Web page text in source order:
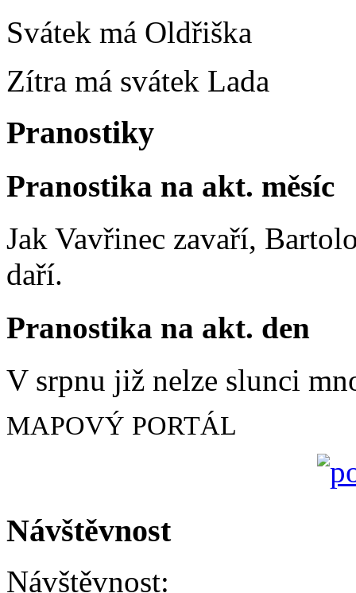
Svátek má Oldřiška
Zítra má svátek Lada
Pranostiky
Pranostika na akt. měsíc
Jak Vavřinec zavaří,
daří.
Pranostika na akt. den
V srpnu již nelze slunci
MAPOVÝ PORTÁL
Návštěvnost
Návštěvnost: